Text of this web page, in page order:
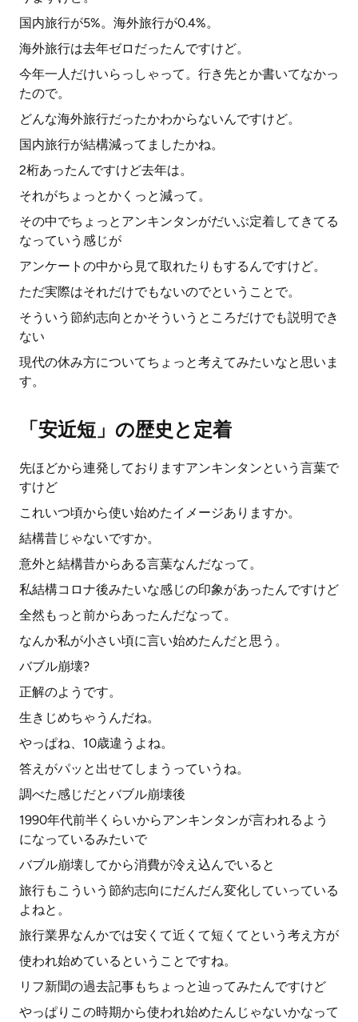
国内旅行が5%。海外旅行が0.4%。
海外旅行は去年ゼロだったんですけど。
今年一人だけいらっしゃって。行き先とか書いてなかっ
たので。
どんな海外旅行だったかわからないんですけど。
国内旅行が結構減ってましたかね。
2桁あったんですけど去年は。
それがちょっとかくっと減って。
その中でちょっとアンキンタンがだいぶ定着してきてる
なっていう感じが
アンケートの中から見て取れたりもするんですけど。
ただ実際はそれだけでもないのでということで。
そういう節約志向とかそういうところだけでも説明でき
ない
現代の休み方についてちょっと考えてみたいなと思いま
す。
「安近短」の歴史と定着
先ほどから連発しておりますアンキンタンという言葉で
すけど
これいつ頃から使い始めたイメージありますか。
結構昔じゃないですか。
意外と結構昔からある言葉なんだなって。
私結構コロナ後みたいな感じの印象があったんですけど
全然もっと前からあったんだなって。
なんか私が小さい頃に言い始めたんだと思う。
バブル崩壊?
正解のようです。
生きじめちゃうんだね。
やっぱね、10歳違うよね。
答えがパッと出せてしまうっていうね。
調べた感じだとバブル崩壊後
1990年代前半くらいからアンキンタンが言われるよう
になっているみたいで
バブル崩壊してから消費が冷え込んでいると
旅行もこういう節約志向にだんだん変化していっている
よねと。
旅行業界なんかでは安くて近くて短くてという考え方が
使われ始めているということですね。
リフ新聞の過去記事もちょっと辿ってみたんですけど
やっぱりこの時期から使われ始めたんじゃないかなって